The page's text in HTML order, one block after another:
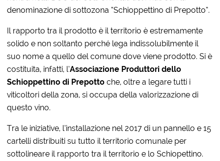
denominazione di sottozona “Schioppettino di Prepotto”.
Il rapporto tra il prodotto è il territorio è estremamente
solido e non soltanto perché lega indissolubilmente il
suo nome a quello del comune dove viene prodotto. Si è
costituita, infatti, l’Associazione Produttori dello
Schioppettino di Prepotto che, oltre a legare tutti i
viticoltori della zona, si occupa della valorizzazione di
questo vino.
Tra le iniziative, l’installazione nel 2017 di un pannello e 15
cartelli distribuiti su tutto il territorio comunale per
sottolineare il rapporto tra il territorio e lo Schiopettino.